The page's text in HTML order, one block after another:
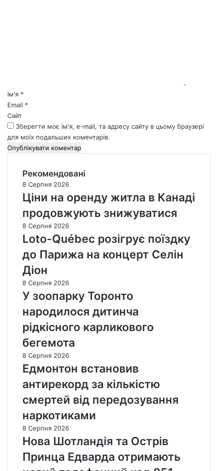
*Ім'я *
Email *
Сайт
Зберегти моє ім'я, e-mail, та адресу сайту в цьому браузері
для моїх подальших коментарів.
Рекомендовані
8 Серпня 2026
Ціни на оренду житла в Канаді
продовжують знижуватися
8 Серпня 2026
Loto-Québec розігрує поїздку
до Парижа на концерт Селін
Діон
8 Серпня 2026
У зоопарку Торонто
народилося дитинча
рідкісного карликового
бегемота
8 Серпня 2026
Едмонтон встановив
антирекорд за кількістю
смертей від передозування
наркотиками
8 Серпня 2026
Нова Шотландія та Острів
Принца Едварда отримають